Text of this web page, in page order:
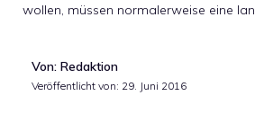
wollen, müssen normalerweise eine
Von: Redaktion
Veröffentlicht von: 29. Juni 2016